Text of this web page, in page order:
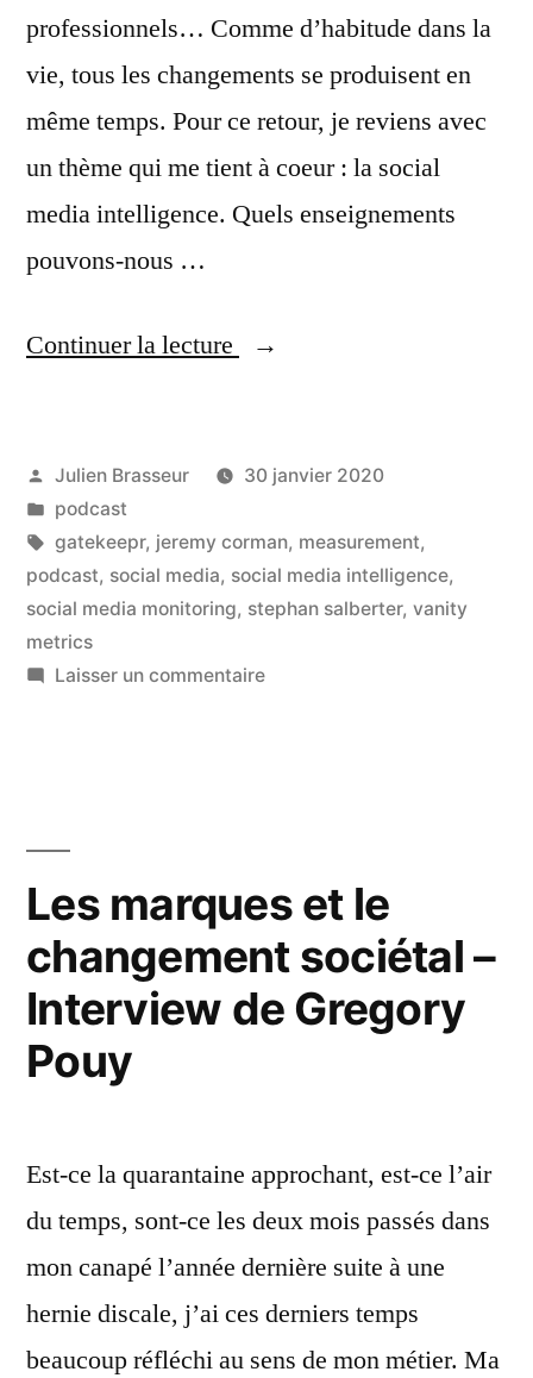
professionnels… Comme d’habitude dans la
vie, tous les changements se produisent en
même temps. Pour ce retour, je reviens avec
un thème qui me tient à coeur : la social
media intelligence. Quels enseignements
pouvons-nous …
Continuer la lecture
« La
intelligence
au
service
de
vos
Interview
de
Jérémy
Publié
par
Julien Brasseur
30 janvier 2020
Publié
dans
podcast
Étiquettes :
gatekeepr, jeremy corman, measurement,
podcast, social media, social media intelligence,
social media monitoring, stephan salberter, vanity
metrics
Laisser un commentairesur
de
vos
stratégies
de
Jérémy
Corman
(Gatekeepr)
Les marques et le
changement sociétal –
Interview de Gregory
Pouy
Est-ce la quarantaine approchant, est-ce l’air
du temps, sont-ce les deux mois passés dans
mon canapé l’année dernière suite à une
hernie discale, j’ai ces derniers temps
beaucoup réfléchi au sens de mon métier. Ma